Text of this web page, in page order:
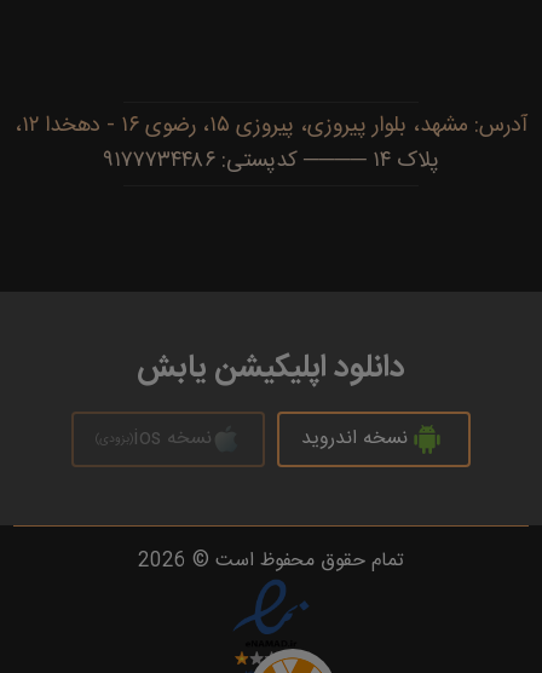
آدرس: مشهد، بلوار پیروزی، پیروزی ۱۵، رضوی ۱۶ - دهخدا ۱۲،
پلاک ۱۴ ──── کدپستی: ۹۱۷۷۷۳۴۴۸۶
دانلود اپلیکیشن یابش
نسخه اندروید نسخه ios (بزودی)
تمام حقوق محفوظ است © 2026